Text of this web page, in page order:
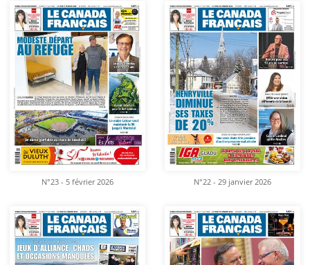
N°23 - 5 février 2026 N°22 - 29 janvier 2026